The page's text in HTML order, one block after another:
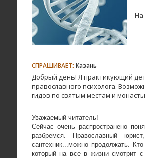
На
СПРАШИВАЕТ: Казань
Добрый день! Я практикующий
православного психолога.
гидов по святым местам и
Уважаемый читатель!
Сейчас очень распространено
разбремся. Православный
сантехник...можно продолжать.
который на все в жизни смотрит